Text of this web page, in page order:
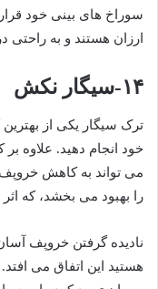
سوراخ های بینی خود
ارزان هستند و به راحتی
۱۴-سیگار نکش
ترک سیگار یکی از
خود انجام دهید. علاوه
می تواند به کاهش
را بهبود می بخشد، که
نادیده گرفتن خروپف
هستید این اتفاق می